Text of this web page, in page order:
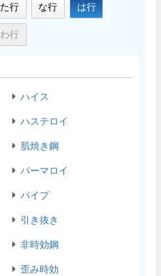
た行 な行 は行
わ行
ハイス
ハステロイ
肌焼き鋼
パーマロイ
パイプ
引き抜き
非時効鋼
歪み時効